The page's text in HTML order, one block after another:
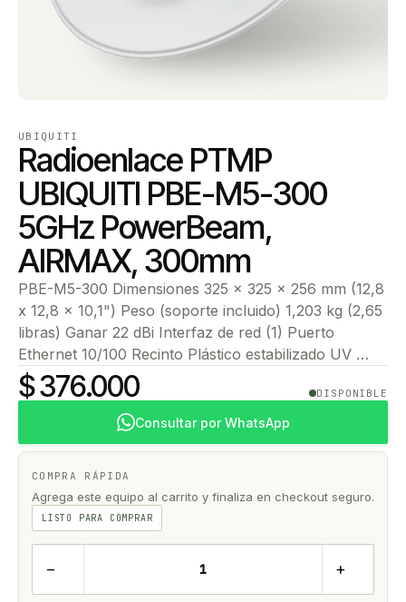
UBIQUITI
Radioenlace PTMP
UBIQUITI PBE-M5-300
5GHz PowerBeam,
AIRMAX, 300mm
PBE-M5-300 Dimensiones 325 x 325 x 256 mm (12,8
x 12,8 x 10,1") Peso (soporte incluido) 1,203 kg (2,65
libras) Ganar 22 dBi Interfaz de red (1) Puerto
Ethernet 10/100 Recinto Plástico estabilizado UV …
$ 376.000 DISPONIBLE
Consultar por WhatsApp
COMPRA RÁPIDA
Agrega este equipo al carrito y finaliza en checkout seguro.
LISTO PARA COMPRAR
− +